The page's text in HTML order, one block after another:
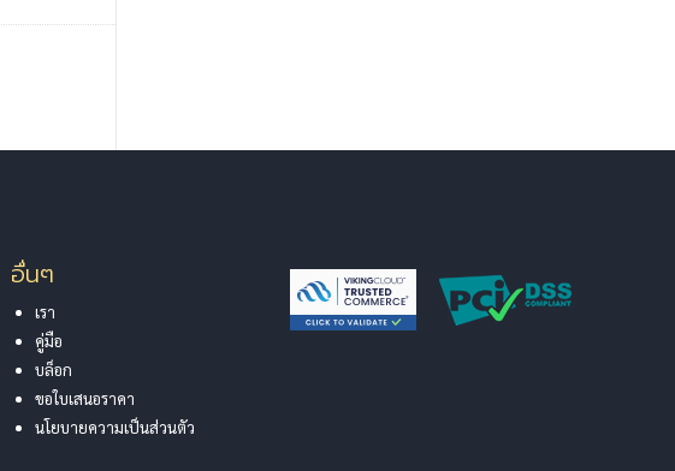
อื่นๆ
เรา
คู่มือ
บล็อก
ขอใบเสนอราคา
นโยบายความเป็นส่วนตัว